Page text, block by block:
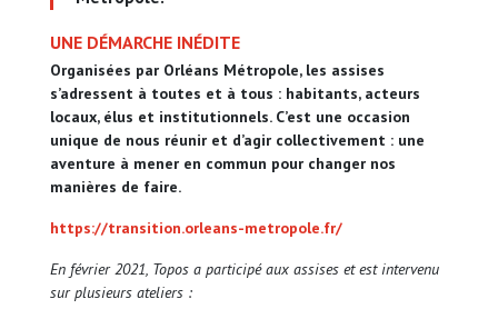
UNE DÉMARCHE INÉDITE
Organisées par Orléans Métropole, les assises
s’adressent à toutes et à tous : habitants, acteurs
locaux, élus et institutionnels. C’est une occasion
unique de nous réunir et d’agir collectivement : une
aventure à mener en commun pour changer nos
manières de faire.
https://transition.orleans-metropole.fr/
En février 2021, Topos a participé aux assises et est intervenu
sur plusieurs ateliers :